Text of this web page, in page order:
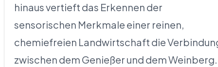
hinaus vertieft das Erkennen der
sensorischen Merkmale einer reinen,
chemiefreien Landwirtschaft die
zwischen dem Genießer und dem Weinberg.